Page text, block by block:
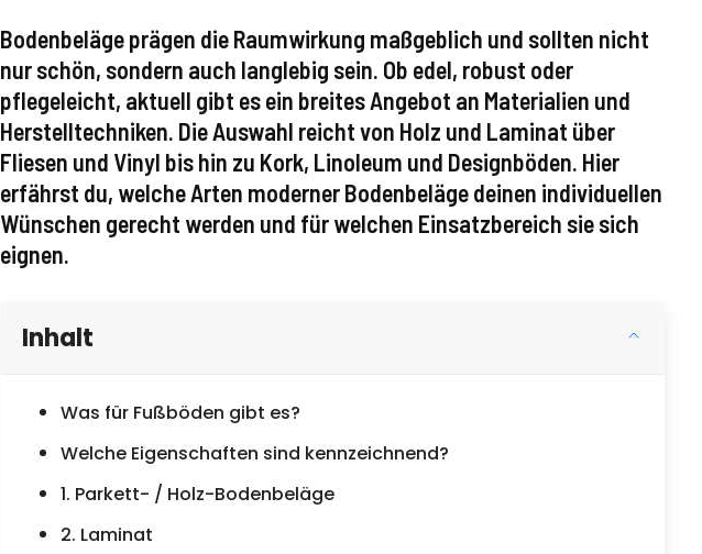
Bodenbeläge prägen die Raumwirkung maßgeblich und sollten nicht
nur schön, sondern auch langlebig sein. Ob edel, robust oder
pflegeleicht, aktuell gibt es ein breites Angebot an Materialien und
Herstelltechniken. Die Auswahl reicht von Holz und Laminat über
Fliesen und Vinyl bis hin zu Kork, Linoleum und Designböden. Hier
erfährst du, welche Arten moderner Bodenbeläge deinen individuellen
Wünschen gerecht werden und für welchen Einsatzbereich sie sich
eignen.
Inhalt
Was für Fußböden gibt es?
Welche Eigenschaften sind kennzeichnend?
1. Parkett- / Holz-Bodenbeläge
2. Laminat